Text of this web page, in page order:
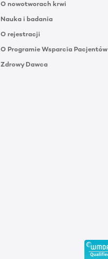
O nowotworach krwi
Nauka i badania
O rejestracji
O Programie Wsparcia Pacjentów
Zdrowy Dawca